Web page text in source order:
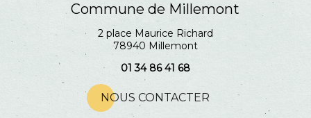
Commune de Millemont
2 place Maurice Richard
78940 Millemont
01 34 86 41 68
NOUS CONTACTER